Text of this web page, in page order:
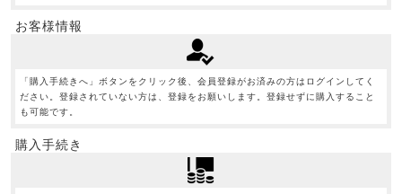
お客様情報
「購入手続きへ」ボタンをクリック後、会員登録がお済みの方はログインしてく
ださい。登録されていない方は、登録をお願いします。登録せずに購入すること
も可能です。
購入手続き